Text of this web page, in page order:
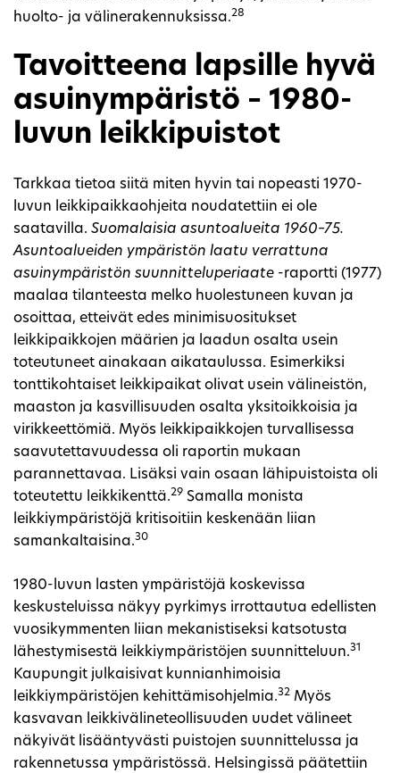
huolto- ja välinerakennuksissa.28
Tavoitteena lapsille hyvä
asuinympäristö – 1980-
luvun leikkipuistot
Tarkkaa tietoa siitä miten hyvin tai nopeasti 1970-
luvun leikkipaikkaohjeita noudatettiin ei ole
saatavilla. Suomalaisia asuntoalueita 1960–75.
Asuntoalueiden ympäristön laatu verrattuna
asuinympäristön suunnitteluperiaate -raportti (1977)
maalaa tilanteesta melko huolestuneen kuvan ja
osoittaa, etteivät edes minimisuositukset
leikkipaikkojen määrien ja laadun osalta usein
toteutuneet ainakaan aikataulussa. Esimerkiksi
tonttikohtaiset leikkipaikat olivat usein välineistön,
maaston ja kasvillisuuden osalta yksitoikkoisia ja
virikkeettömiä. Myös leikkipaikkojen turvallisessa
saavutettavuudessa oli raportin mukaan
parannettavaa. Lisäksi vain osaan lähipuistoista oli
toteutettu leikkikenttä.29 Samalla monista
leikkiympäristöjä kritisoitiin keskenään liian
samankaltaisina.30
1980-luvun lasten ympäristöjä koskevissa
keskusteluissa näkyy pyrkimys irrottautua edellisten
vuosikymmenten liian mekanistiseksi katsotusta
lähestymisestä leikkiympäristöjen suunnitteluun.31
Kaupungit julkaisivat kunnianhimoisia
leikkiympäristöjen kehittämisohjelmia.32 Myös
kasvavan leikkivälineteollisuuden uudet välineet
näkyivät lisääntyvästi puistojen suunnittelussa ja
rakennetussa ympäristössä. Helsingissä päätettiin